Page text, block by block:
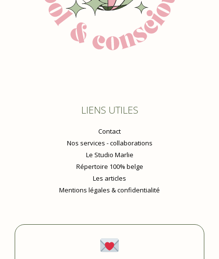
LIENS UTILES
Contact
Nos services - collaborations
Le Studio Marlie
Répertoire 100% belge
Les articles
Mentions légales & confidentialité